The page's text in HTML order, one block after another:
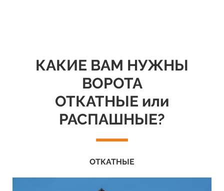
КАКИЕ ВАМ НУЖНЫ
ВОРОТА
ОТКАТНЫЕ или
РАСПАШНЫЕ?
ОТКАТНЫЕ